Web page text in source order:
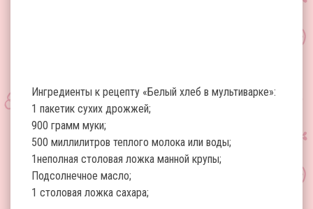
Ингредиенты к рецепту «Белый хлеб в мультиварке»:
1 пакетик сухих дрожжей;
900 грамм муки;
500 миллилитров теплого молока или воды;
1неполная столовая ложка манной крупы;
Подсолнечное масло;
1 столовая ложка сахара;